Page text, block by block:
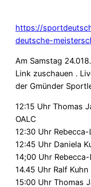
https://
deutsche-
Am Samstag
Link zuschauen .
der Gmünder
12:15 Uhr Thomas
OALC
12:30 Uhr
12:45 Uhr Daniela
14;00 Uhr
14.45 Uhr Ralf
15:00 Uhr Thomas